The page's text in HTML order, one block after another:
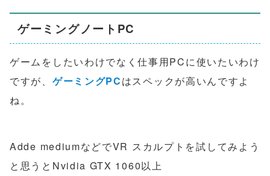
ゲーミングノートPC
ゲームをしたいわけでなく仕事用PCに使いたいわけ
ですが、 ゲーミングPCはスペックが高いんですよ
ね。
Adde mediumなどでVR スカルプトを試してみよう
と思うとNvidia GTX 1060以上